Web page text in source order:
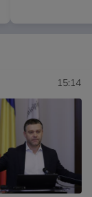
15:14